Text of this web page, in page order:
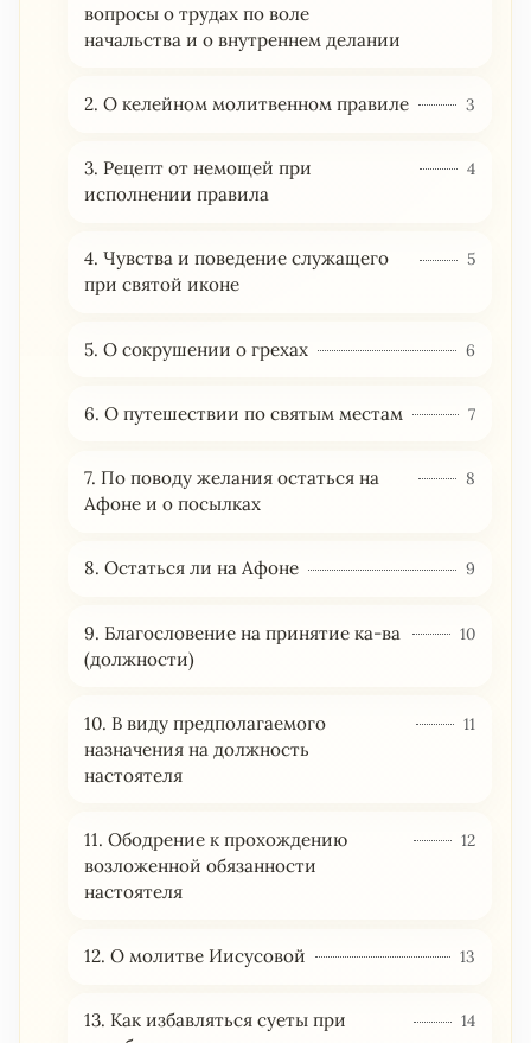
вопросы о трудах по воле
начальства и о внутреннем делании
2. О келейном молитвенном правиле 3
3. Рецепт от немощей при
исполнении правила
4
4. Чувства и поведение служащего
при святой иконе
5
5. О сокрушении о грехах 6
6. О путешествии по святым местам 7
7. По поводу желания остаться на
Афоне и о посылках
8
8. Остаться ли на Афоне 9
9. Благословение на принятие ка-ва
(должности)
10
10. В виду предполагаемого
назначения на должность
настоятеля
11
11. Ободрение к прохождению
возложенной обязанности
настоятеля
12
12. О молитве Иисусовой 13
13. Как избавляться суеты при
14